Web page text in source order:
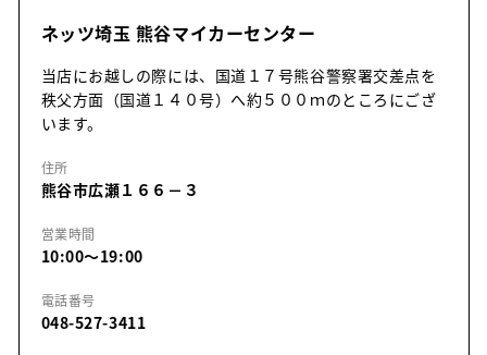
ネッツ埼玉 熊谷マイカーセンター
当店にお越しの際には、国道１７号熊谷警察署交差点を
秩父方面（国道１４０号）へ約５００ｍのところにござ
います。
住所
熊谷市広瀬１６６－３
営業時間
10:00～19:00
電話番号
048-527-3411